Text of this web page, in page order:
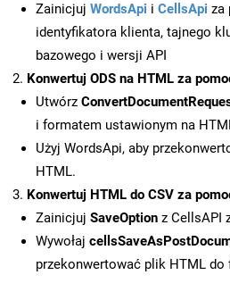
Zainicjuj WordsApi i CellsApi za
identyfikatora klienta, tajnego
bazowego i wersji API
Konwertuj ODS na HTML za
Utwórz
i formatem ustawionym na
Użyj WordsApi, aby
HTML.
Konwertuj HTML do CSV za
Zainicjuj SaveOption z CellsAPI
Wywołaj
przekonwertować plik HTML do